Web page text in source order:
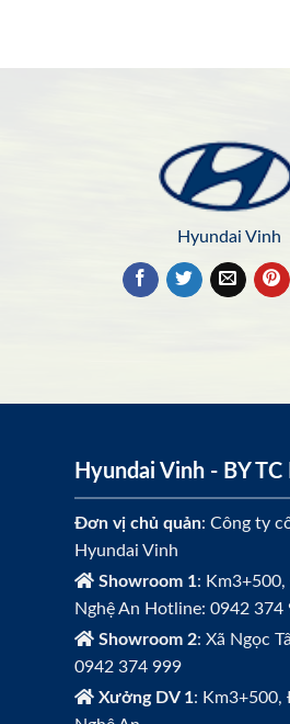
Hyundai Vinh
Hyundai Vinh - BY
Đơn vị chủ quản: Công ty
Hyundai Vinh
Showroom 1:
Nghệ An Hotline: 0942 374
Showroom 2: Xã Ngọc
0942 374 999
Xưởng DV 1: Km3+500,